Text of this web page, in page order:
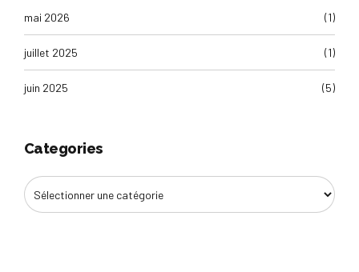
mai 2026 (1)
juillet 2025 (1)
juin 2025 (5)
Categories